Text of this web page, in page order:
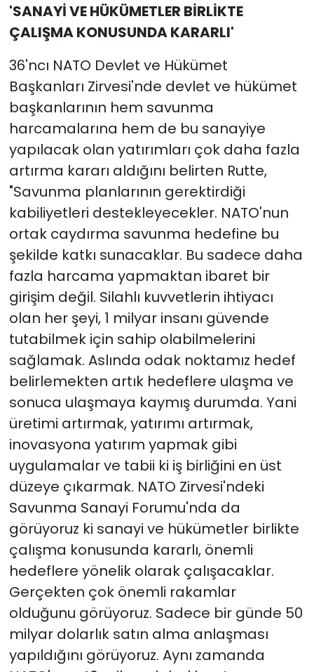
'SANAYİ VE HÜKÜMETLER BİRLİKTE
ÇALIŞMA KONUSUNDA KARARLI'
36'ncı NATO Devlet ve Hükümet
Başkanları Zirvesi'nde devlet ve hükümet
başkanlarının hem savunma
harcamalarına hem de bu sanayiye
yapılacak olan yatırımları çok daha fazla
artırma kararı aldığını belirten Rutte,
"Savunma planlarının gerektirdiği
kabiliyetleri destekleyecekler. NATO'nun
ortak caydırma savunma hedefine bu
şekilde katkı sunacaklar. Bu sadece daha
fazla harcama yapmaktan ibaret bir
girişim değil. Silahlı kuvvetlerin ihtiyacı
olan her şeyi, 1 milyar insanı güvende
tutabilmek için sahip olabilmelerini
sağlamak. Aslında odak noktamız hedef
belirlemekten artık hedeflere ulaşma ve
sonuca ulaşmaya kaymış durumda. Yani
üretimi artırmak, yatırımı artırmak,
inovasyona yatırım yapmak gibi
uygulamalar ve tabii ki iş birliğini en üst
düzeye çıkarmak. NATO Zirvesi'ndeki
Savunma Sanayi Forumu'nda da
görüyoruz ki sanayi ve hükümetler birlikte
çalışma konusunda kararlı, önemli
hedeflere yönelik olarak çalışacaklar.
Gerçekten çok önemli rakamlar
olduğunu görüyoruz. Sadece bir günde 50
milyar dolarlık satın alma anlaşması
yapıldığını görüyoruz. Aynı zamanda